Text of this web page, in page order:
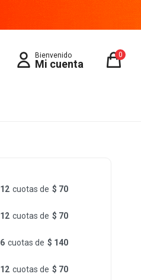
0
12 cuotas de $ 70
12 cuotas de $ 70
6 cuotas de $ 140
12 cuotas de $ 70